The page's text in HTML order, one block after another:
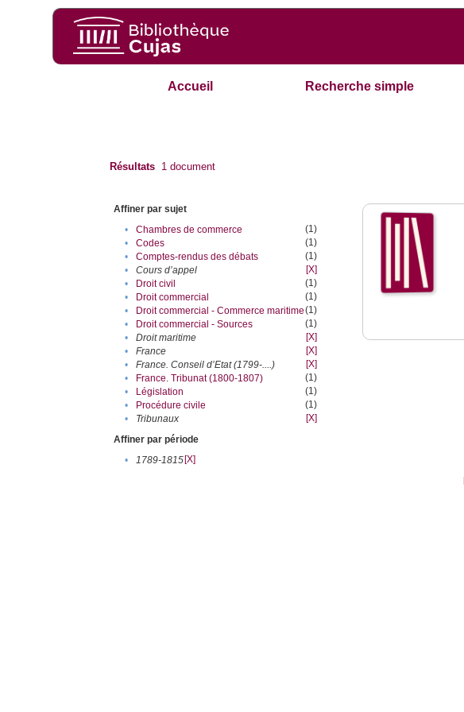
Accueil Recherche simple
Résultats 1 document
Affiner par sujet
•
Chambres de commerce
(1)
•
Codes
(1)
•
Comptes-rendus des débats
(1)
•
Cours d’appel
[X]
•
Droit civil
(1)
•
Droit commercial
(1)
•
Droit commercial - Commerce maritime(1)
•
Droit commercial - Sources
(1)
•
Droit maritime
[X]
•
France
[X]
•
France. Conseil d’Etat (1799-....)
[X]
•
France. Tribunat (1800-1807)
(1)
•
Législation
(1)
•
Procédure civile
(1)
•
Tribunaux
[X]
Affiner par période
•
1789-1815[X]